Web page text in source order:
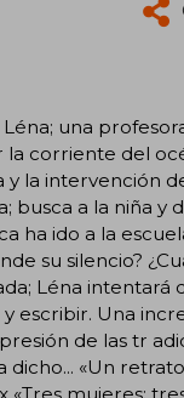
una
la corriente del
la intervención
busca a la niña y
ha ido a la
su silencio?
Léna intentará
escribir. Una
de las tr
dicho... «Un